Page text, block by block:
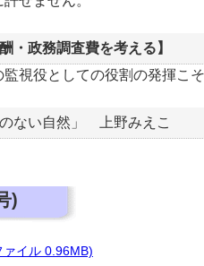
・政務調査費を考える】
視役としての役割の発揮こ
ない自然」 上野みえこ
)
イル 0.96MB)